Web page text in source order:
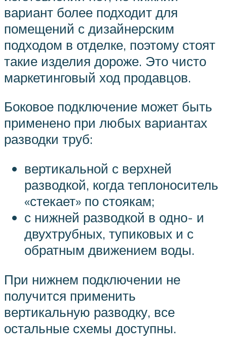
вариант более подходит для
помещений с дизайнерским
подходом в отделке, поэтому стоят
такие изделия дороже. Это чисто
маркетинговый ход продавцов.
Боковое подключение может быть
применено при любых вариантах
разводки труб:
вертикальной с верхней
разводкой, когда теплоноситель
«стекает» по стоякам;
с нижней разводкой в одно- и
двухтрубных, тупиковых и с
обратным движением воды.
При нижнем подключении не
получится применить
вертикальную разводку, все
остальные схемы доступны.